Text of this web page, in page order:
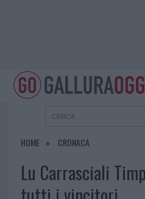
HOME CRONACA
Lu Carrasciali